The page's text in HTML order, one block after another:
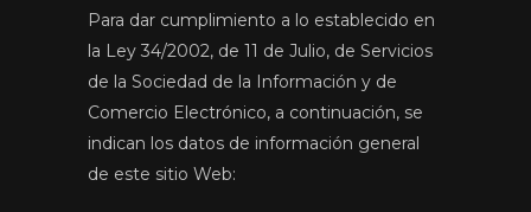
Para dar cumplimiento a lo establecido en
la Ley 34/2002, de 11 de Julio, de Servicios
de la Sociedad de la Información y de
Comercio Electrónico, a continuación, se
indican los datos de información general
de este sitio Web: